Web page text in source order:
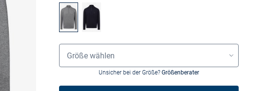
Größenauswahl
Größe wählen
Unsicher bei der Größe? Größenberater